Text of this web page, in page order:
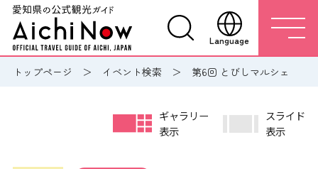
Language
トップページ イベント検索 第6回 とびしマルシェ
ギャラリー
表示
スライド
表示